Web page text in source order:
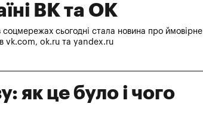
ВК та ОК
сьогодні стала новина про ймовірне
vk.com, ok.ru та yandex.ru
як це було і чого